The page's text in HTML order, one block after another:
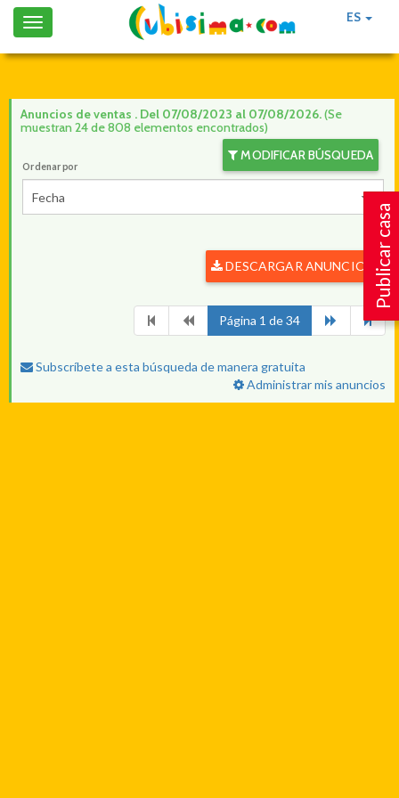
ES
Toggle
navigation
Publicar casa
Anuncios de ventas . Del 07/08/2023 al 07/08/2026.(Se
muestran 24 de 808 elementos encontrados)
MODIFICAR BÚSQUEDA
Ordenar por
Fecha
DESCARGAR ANUNCIOS
Página 1 de 34
Subscríbete a esta búsqueda de manera gratuita
Administrar mis anuncios